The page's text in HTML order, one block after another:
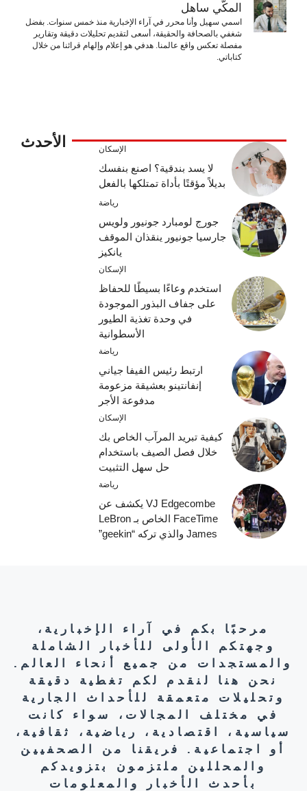
المكّي ساهل
اسمي سهيل وأنا محرر في آراء الإخبارية منذ خمس سنوات. بفضل
شغفي بالصحافة والحقيقة، أسعى لتقديم تحليلات دقيقة وتقارير
مفصلة تعكس واقع عالمنا. هدفي هو إعلام وإلهام قرائنا من خلال
كتاباتي.
الأحدث الإسكان
لا يسد بندقية؟ اصنع بنفسك
بديلاً مؤقتًا بأداة تمتلكها بالفعل
رياضة
جورج لومبارد جونيور ولويس
جارسيا جونيور ينقذان الموقف
يانكيز
الإسكان
استخدم وعاءًا بسيطًا للحفاظ
على جفاف البذور الموجودة
في وحدة تغذية الطيور
الأسطوانية
رياضة
ارتبط رئيس الفيفا جياني
إنفانتينو بعشيقة مزعومة
مدفوعة الأجر
الإسكان
كيفية تبريد المرآب الخاص بك
خلال فصل الصيف باستخدام
حل سهل التثبيت
رياضة
VJ Edgecombe يكشف عن
FaceTime الخاص بـ LeBron
James والذي تركه “geekin”
مرحبًا بكم في آراء الإخبارية،
وجهتكم الأولى للأخبار الشاملة
والمستجدات من جميع أنحاء العالم.
نحن هنا لنقدم لكم تغطية دقيقة
وتحليلات متعمقة للأحداث الجارية
في مختلف المجالات، سواء كانت
سياسية، اقتصادية، رياضية، ثقافية،
أو اجتماعية. فريقنا من الصحفيين
والمحللين ملتزمون بتزويدكم
بأحدث الأخبار والمعلومات